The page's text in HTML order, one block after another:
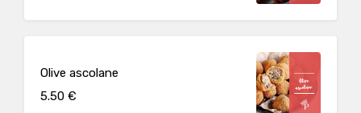
Olive ascolane
5.50 €